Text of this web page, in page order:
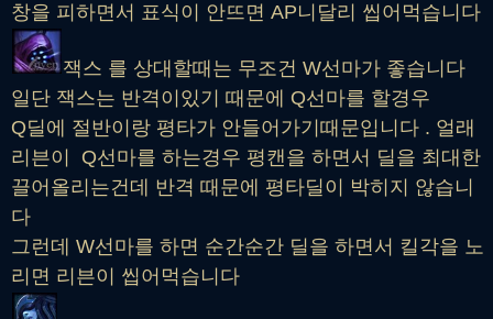
창을 피하면서 표식이 안뜨면 AP니달리 씹어먹습니다
잭스 를 상대할때는 무조건 W선마가 좋습니다
일단 잭스는 반격이있기 때문에 Q선마를 할경우
Q딜에 절반이랑 평타가 안들어가기때문입니다 . 얼래
리븐이 Q선마를 하는경우 평캔을 하면서 딜을 최대한
끌어올리는건데 반격 때문에 평타딜이 박히지 않습니
다
그런데 W선마를 하면 순간순간 딜을 하면서 킬각을 노
리면 리븐이 씹어먹습니다